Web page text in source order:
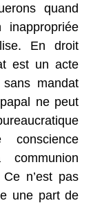
quand
inappropriée
En droit
est un acte
mandat
ne peut
conscience
n’est pas
une part de